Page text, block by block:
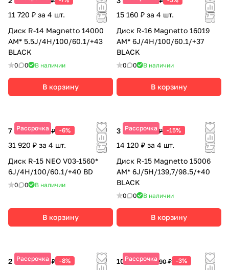
11 720 ₽ за 4 шт.
Диск R-14 Magnetto 14000
AM* 5.5J/4H/100/60.1/+43
BLACK
0 0 В наличии
В корзину
15 160 ₽ за 4 шт.
Диск R-16 Magnetto 16019
AM* 6J/4H/100/60.1/+37
BLACK
0 0 В наличии
В корзину
Рассрочка
7 980 ₽8 490 ₽ -6%
31 920 ₽ за 4 шт.
Диск R-15 NEO V03-1560*
6J/4H/100/60.1/+40 BD
0 0 В наличии
В корзину
Рассрочка
3 530 ₽4 150 ₽ -15%
14 120 ₽ за 4 шт.
Диск R-15 Magnetto 15006
AM* 6J/5H/139,7/98.5/+40
BLACK
0 0 В наличии
В корзину
Рассрочка
2 900 ₽3 150 ₽ -8% Рассрочка
10 660 ₽10 990 ₽ -3%